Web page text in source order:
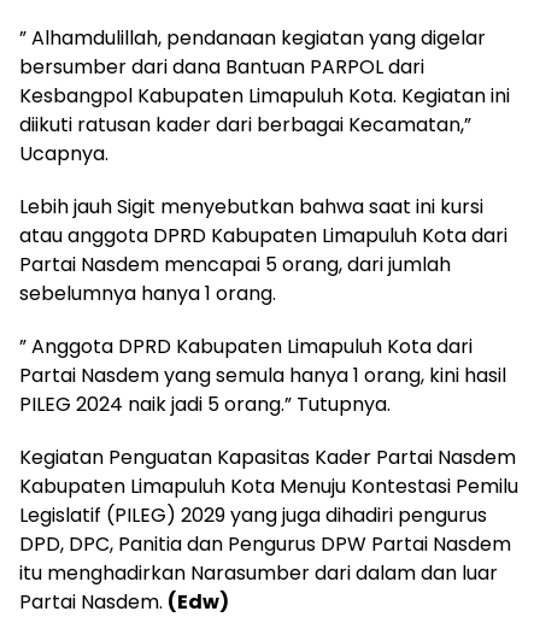
” Alhamdulillah, pendanaan kegiatan yang digelar
bersumber dari dana Bantuan PARPOL dari
Kesbangpol Kabupaten Limapuluh Kota. Kegiatan ini
diikuti ratusan kader dari berbagai Kecamatan,”
Ucapnya.
Lebih jauh Sigit menyebutkan bahwa saat ini kursi
atau anggota DPRD Kabupaten Limapuluh Kota dari
Partai Nasdem mencapai 5 orang, dari jumlah
sebelumnya hanya 1 orang.
” Anggota DPRD Kabupaten Limapuluh Kota dari
Partai Nasdem yang semula hanya 1 orang, kini hasil
PILEG 2024 naik jadi 5 orang.” Tutupnya.
Kegiatan Penguatan Kapasitas Kader Partai Nasdem
Kabupaten Limapuluh Kota Menuju Kontestasi Pemilu
Legislatif (PILEG) 2029 yang juga dihadiri pengurus
DPD, DPC, Panitia dan Pengurus DPW Partai Nasdem
itu menghadirkan Narasumber dari dalam dan luar
Partai Nasdem. (Edw)